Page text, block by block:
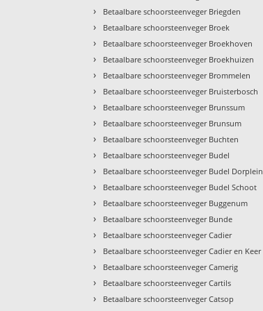
› Betaalbare schoorsteenveger Briegden
› Betaalbare schoorsteenveger Broek
› Betaalbare schoorsteenveger Broekhoven
› Betaalbare schoorsteenveger Broekhuizen
› Betaalbare schoorsteenveger Brommelen
› Betaalbare schoorsteenveger Bruisterbosch
› Betaalbare schoorsteenveger Brunssum
› Betaalbare schoorsteenveger Brunsum
› Betaalbare schoorsteenveger Buchten
› Betaalbare schoorsteenveger Budel
› Betaalbare schoorsteenveger Budel Dorplein
› Betaalbare schoorsteenveger Budel Schoot
› Betaalbare schoorsteenveger Buggenum
› Betaalbare schoorsteenveger Bunde
› Betaalbare schoorsteenveger Cadier
› Betaalbare schoorsteenveger Cadier en Keer
› Betaalbare schoorsteenveger Camerig
› Betaalbare schoorsteenveger Cartils
› Betaalbare schoorsteenveger Catsop